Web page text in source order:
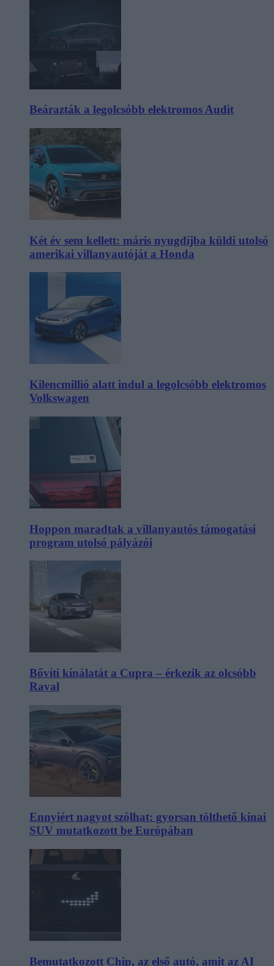
Beárazták a legolcsóbb elektromos Audit
Két év sem kellett: máris nyugdíjba küldi utolsó
amerikai villanyautóját a Honda
Kilencmillió alatt indul a legolcsóbb elektromos
Volkswagen
Hoppon maradtak a villanyautós támogatási
program utolsó pályázói
Bővíti kínálatát a Cupra – érkezik az olcsóbb
Raval
Ennyiért nagyot szólhat: gyorsan tölthető kínai
SUV mutatkozott be Európában
Bemutatkozott Chip, az első autó, amit az AI